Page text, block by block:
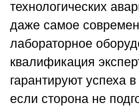
технологических
даже самое
лабораторное
квалификация
гарантируют успеха
если сторона не